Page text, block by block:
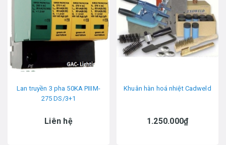
Lan truyền 3 pha 50KA PIIIM-
275 DS/3+1
Liên hệ
Khuân hàn hoá nhiệt Cadweld
1.250.000₫